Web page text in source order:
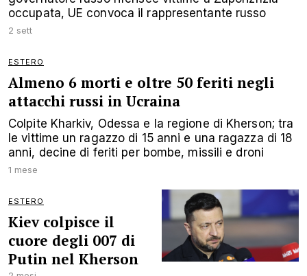
occupata, UE convoca il rappresentante russo
2 sett
ESTERO
Almeno 6 morti e oltre 50 feriti negli
attacchi russi in Ucraina
Colpite Kharkiv, Odessa e la regione di Kherson; tra
le vittime un ragazzo di 15 anni e una ragazza di 18
anni, decine di feriti per bombe, missili e droni
1 mese
ESTERO
Kiev colpisce il
cuore degli 007 di
Putin nel Kherson